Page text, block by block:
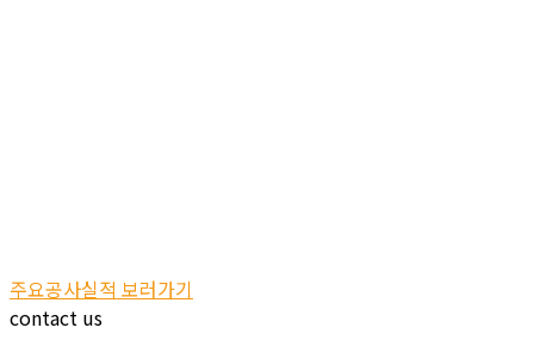
주요공사실적 보러가기
contact us